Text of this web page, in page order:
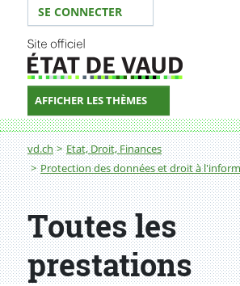
Votre identité
SE CONNECTER
AFFICHER LES THÈMES
Fil d'Ariane
vd.ch
Etat, Droit, Finances
Protection des données et droit à
Toutes les
prestations